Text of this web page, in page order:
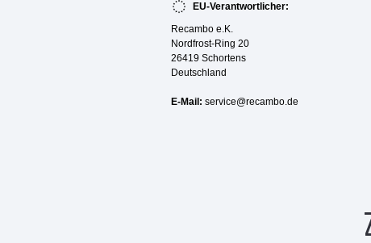
EU-Verantwortlicher:
Recambo e.K.
Nordfrost-Ring 20
26419 Schortens
Deutschland
E-Mail: service@recambo.de